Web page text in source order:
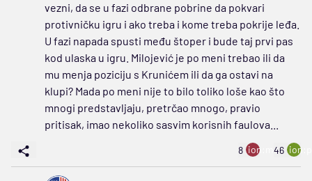
vezni, da se u fazi odbrane pobrine da pokvari
protivničku igru i ako treba i kome treba pokrije leđa.
U fazi napada spusti među štoper i bude taj prvi pas
kod ulaska u igru. Milojević je po meni trebao ili da
mu menja poziciju s Krunićem ili da ga ostavi na
klupi? Mada po meni nije to bilo toliko loše kao što
mnogi predstavljaju, pretrčao mnogo, pravio
pritisak, imao nekoliko sasvim korisnih faulova...
8 ion:minus
46